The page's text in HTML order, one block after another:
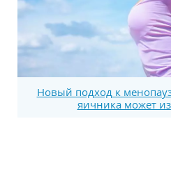
Новый подход к
яичника может